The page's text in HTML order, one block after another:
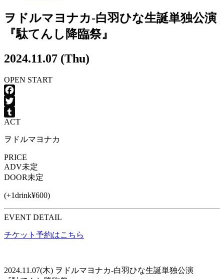
ヲドルマヨナカ-白羽ひな生誕単独公演
『駄てんし降臨祭』
2024.11.07 (Thu)
OPEN START
Facebook
Twitter
Tumblr
ACT
ヲドルマヨナカ
PRICE
ADV未定
DOOR未定
(+1drink¥600)
EVENT DETAIL
チケット予約はこちら
2024.11.07(木) ヲドルマヨナカ-白羽ひな生誕単独公演